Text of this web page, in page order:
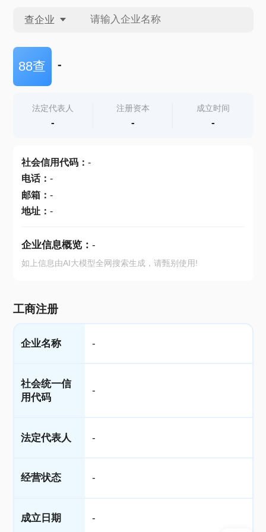
查企业
查企业
查产地
88查 -
法定代表人
-
注册资本
-
成立时间
-
社会信用代码： -
电话： -
邮箱： -
地址： -
企业信息概览： -
如上信息由AI大模型全网搜索生成，请甄别使用!
工商注册
企业名称 -
社会统一信
用代码
-
法定代表人 -
经营状态 -
成立日期 -